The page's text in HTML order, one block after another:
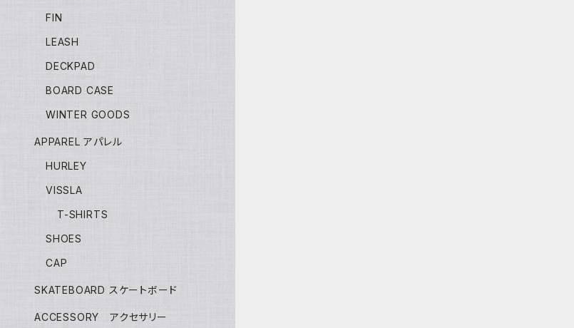
FIN
LEASH
DECKPAD
BOARD CASE
WINTER GOODS
APPAREL アパレル
HURLEY
VISSLA
T-SHIRTS
SHOES
CAP
SKATEBOARD スケートボード
ACCESSORY アクセサリー